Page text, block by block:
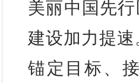
美丽中国先
建设加力提速
锚定目标、